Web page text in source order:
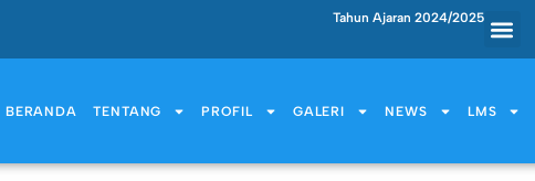
Tahun Ajaran 2024/2025
BERANDA TENTANG PROFIL GALERI NEWS LMS